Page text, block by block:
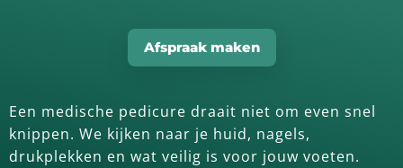
Afspraak maken
Een medische pedicure draait niet om even snel
knippen. We kijken naar je huid, nagels,
drukplekken en wat veilig is voor jouw voeten.